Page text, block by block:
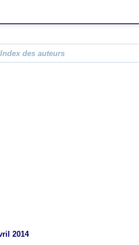
Index des auteurs
2014